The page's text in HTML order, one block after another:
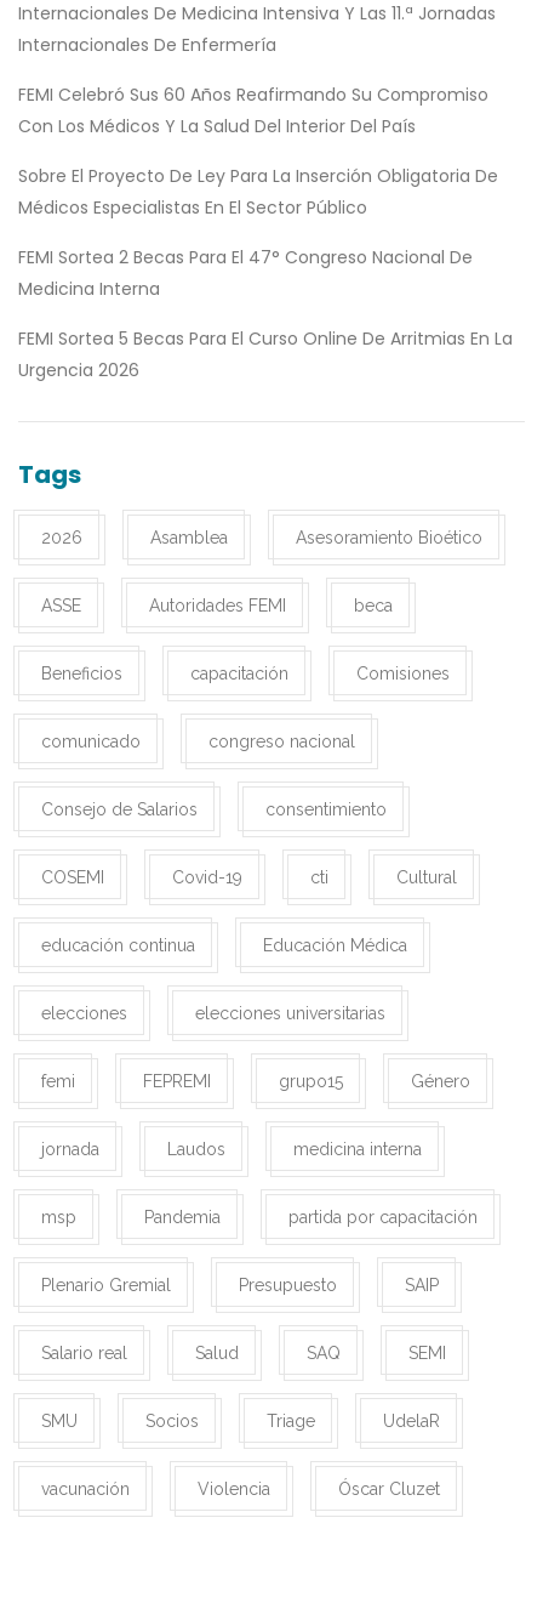
Internacionales De Medicina Intensiva Y Las 11.ª Jornadas
Internacionales De Enfermería
FEMI Celebró Sus 60 Años Reafirmando Su Compromiso
Con Los Médicos Y La Salud Del Interior Del País
Sobre El Proyecto De Ley Para La Inserción Obligatoria De
Médicos Especialistas En El Sector Público
FEMI Sortea 2 Becas Para El 47° Congreso Nacional De
Medicina Interna
FEMI Sortea 5 Becas Para El Curso Online De Arritmias En La
Urgencia 2026
Tags
2026 Asamblea Asesoramiento Bioético
ASSE Autoridades FEMI beca
Beneficios capacitación Comisiones
comunicado congreso nacional
Consejo de Salarios consentimiento
COSEMI Covid-19 cti Cultural
educación continua Educación Médica
elecciones elecciones universitarias
femi FEPREMI grupo15 Género
jornada Laudos medicina interna
msp Pandemia partida por capacitación
Plenario Gremial Presupuesto SAIP
Salario real Salud SAQ SEMI
SMU Socios Triage UdelaR
vacunación Violencia Óscar Cluzet